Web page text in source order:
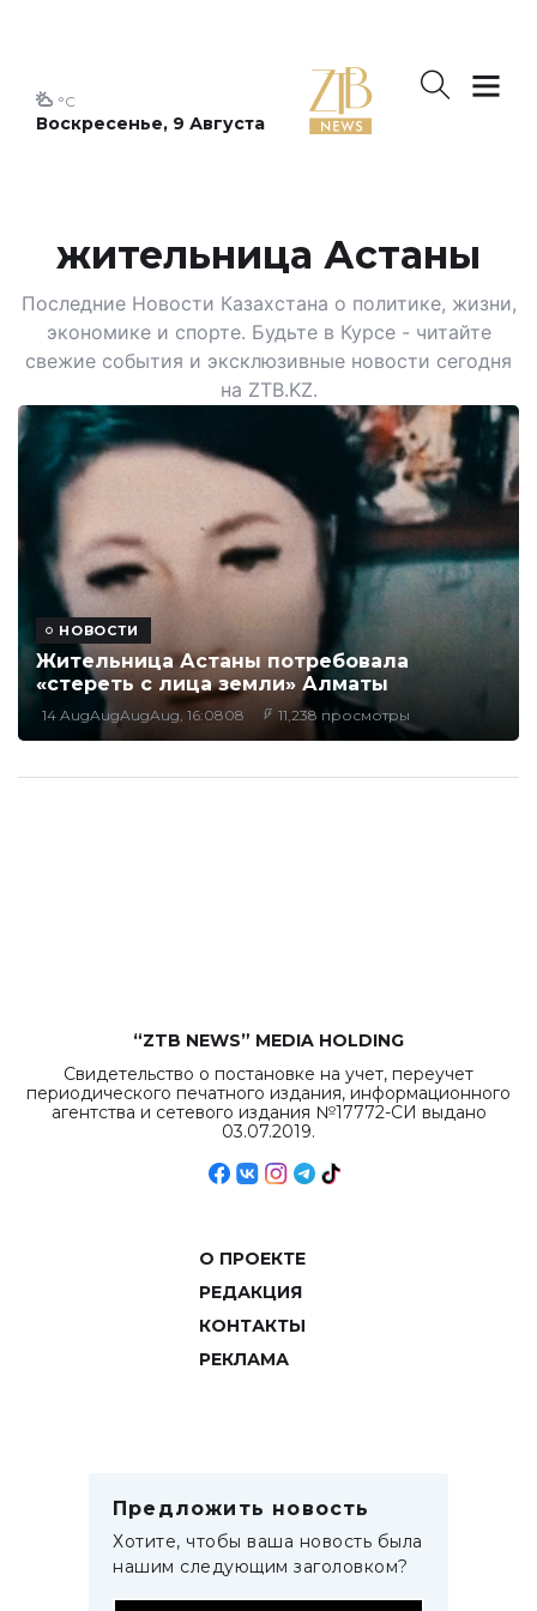
Воскресенье, 9 Августа
°C
жительница Астаны
Последние Новости Казахстана о политике, жизни,
экономике и спорте. Будьте в Курсе - читайте
свежие события и эксклюзивные новости сегодня
на ZTB.KZ.
НОВОСТИ
Жительница Астаны потребовала
«стереть с лица земли» Алматы
14 AugAugAugAug, 16:0808 11,238 просмотры
“ZTB NEWS” MEDIA HOLDING
Свидетельство о постановке на учет, переучет
периодического печатного издания, информационного
агентства и сетевого издания №17772-СИ выдано
03.07.2019.
О ПРОЕКТЕ
РЕДАКЦИЯ
КОНТАКТЫ
РЕКЛАМА
Предложить новость
Хотите, чтобы ваша новость была
нашим следующим заголовком?